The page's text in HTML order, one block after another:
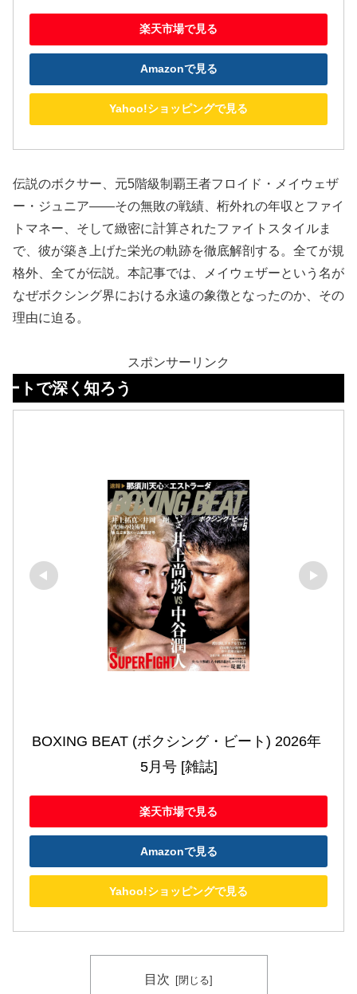
楽天市場で見る
Amazonで見る
Yahoo!ショッピングで見る
伝説のボクサー、元5階級制覇王者フロイド・メイウェザ
ー・ジュニア――その無敗の戦績、桁外れの年収とファイ
トマネー、そして緻密に計算されたファイトスタイルま
で、彼が築き上げた栄光の軌跡を徹底解剖する。全てが規
格外、全てが伝説。本記事では、メイウェザーという名が
なぜボクシング界における永遠の象徴となったのか、その
理由に迫る。
スポンサーリンク
知ろう
BOXING BEAT (ボクシング・ビート) 2026年
5月号 [雑誌]
楽天市場で見る
Amazonで見る
Yahoo!ショッピングで見る
目次